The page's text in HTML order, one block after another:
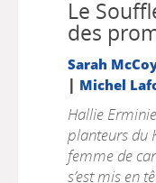
Le
des
Sarah McCoy
| Michel
Hallie
planteurs du
femme de
s’est mis en